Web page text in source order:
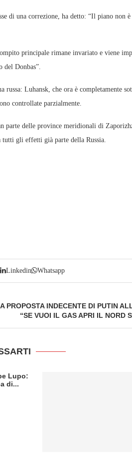
di una correzione, ha detto: “Il piano non è
principale rimane invariato e viene
del Donbas”.
russa: Luhansk, che ora è completamente
controllate parzialmente.
parte delle province meridionali di
tutti gli effetti già parte della Russia.
Linkedin Whatsapp
PROPOSTA INDECENTE DI PUTIN
“SE VUOI IL GAS APRI IL NORD
Lupo:
di...